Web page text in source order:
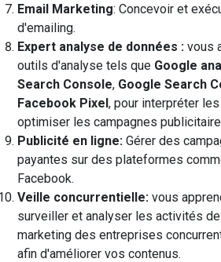
Email Marketing: Concevoir et
d'emailing.
Expert analyse de données : vous
outils d'analyse tels que Google
Search Console, Google Search
Facebook Pixel, pour interpréter
optimiser les campagnes
Publicité en ligne: Gérer des
payantes sur des plateformes
Facebook.
Veille concurrentielle: vous
surveiller et analyser les activités
marketing des entreprises
afin d'améliorer vos contenus.